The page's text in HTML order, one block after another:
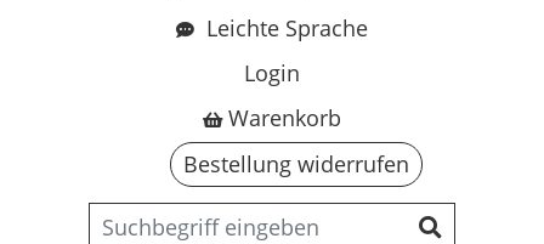
Leichte Sprache
Login
Warenkorb
Bestellung widerrufen